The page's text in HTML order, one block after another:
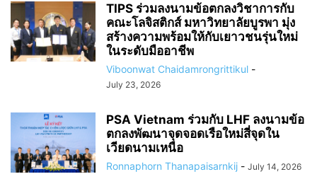
TIPS ร่วมลงนามข้อตกลงวิชาการกับ
คณะโลจิสติกส์ มหาวิทยาลัยบูรพา มุ่ง
สร้างความพร้อมให้กับเยาวชนรุ่นใหม่
ในระดับมืออาชีพ
Viboonwat Chaidamrongrittikul -
July 23, 2026
PSA Vietnam ร่วมกับ LHF ลงนามข้อ
ตกลงพัฒนาจุดจอดเรือใหม่สี่จุดใน
เวียดนามเหนือ
Ronnaphorn Thanapaisarnkij - July 14, 2026